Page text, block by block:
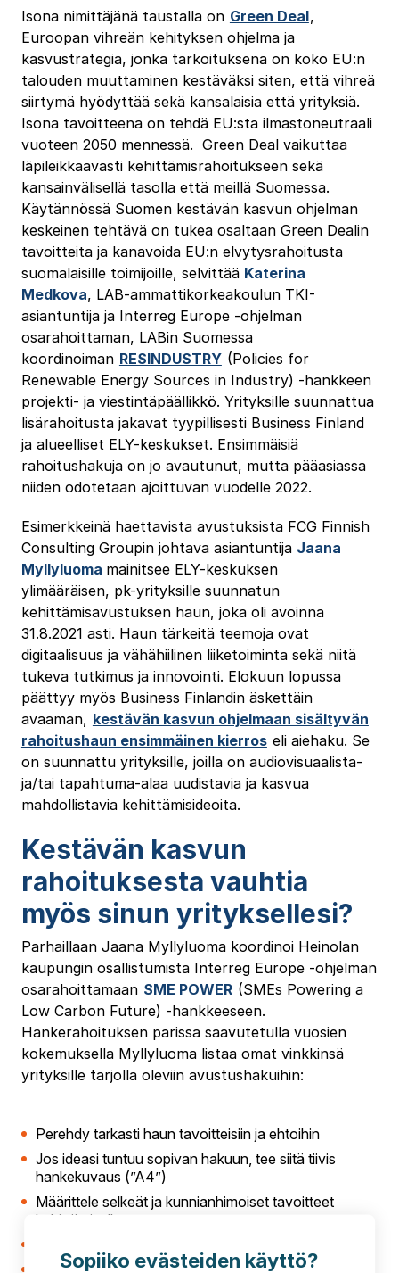
Isona nimittäjänä taustalla on Green Deal,
Euroopan vihreän kehityksen ohjelma ja
kasvustrategia, jonka tarkoituksena on koko EU:n
talouden muuttaminen kestäväksi siten, että vihreä
siirtymä hyödyttää sekä kansalaisia että yrityksiä.
Isona tavoitteena on tehdä EU:sta ilmastoneutraali
vuoteen 2050 mennessä. Green Deal vaikuttaa
läpileikkaavasti kehittämisrahoitukseen sekä
kansainvälisellä tasolla että meillä Suomessa.
Käytännössä Suomen kestävän kasvun ohjelman
keskeinen tehtävä on tukea osaltaan Green Dealin
tavoitteita ja kanavoida EU:n elvytysrahoitusta
suomalaisille toimijoille, selvittää Katerina
Medkova, LAB-ammattikorkeakoulun TKI-
asiantuntija ja Interreg Europe -ohjelman
osarahoittaman, LABin Suomessa
koordinoiman RESINDUSTRY (Policies for
Renewable Energy Sources in Industry) -hankkeen
projekti- ja viestintäpäällikkö. Yrityksille suunnattua
lisärahoitusta jakavat tyypillisesti Business Finland
ja alueelliset ELY-keskukset. Ensimmäisiä
rahoitushakuja on jo avautunut, mutta pääasiassa
niiden odotetaan ajoittuvan vuodelle 2022.
Esimerkkeinä haettavista avustuksista FCG Finnish
Consulting Groupin johtava asiantuntija Jaana
Myllyluoma mainitsee ELY-keskuksen
ylimääräisen, pk-yrityksille suunnatun
kehittämisavustuksen haun, joka oli avoinna
31.8.2021 asti. Haun tärkeitä teemoja ovat
digitaalisuus ja vähähiilinen liiketoiminta sekä niitä
tukeva tutkimus ja innovointi. Elokuun lopussa
päättyy myös Business Finlandin äskettäin
avaaman, kestävän kasvun ohjelmaan sisältyvän
rahoitushaun ensimmäinen kierros eli aiehaku. Se
on suunnattu yrityksille, joilla on audiovisuaalista-
ja/tai tapahtuma-alaa uudistavia ja kasvua
mahdollistavia kehittämisideoita.
Kestävän kasvun
rahoituksesta vauhtia
myös sinun yrityksellesi?
Parhaillaan Jaana Myllyluoma koordinoi Heinolan
kaupungin osallistumista Interreg Europe -ohjelman
osarahoittamaan SME POWER (SMEs Powering a
Low Carbon Future) -hankkeeseen.
Hankerahoituksen parissa saavutetulla vuosien
kokemuksella Myllyluoma listaa omat vinkkinsä
yrityksille tarjolla oleviin avustushakuihin:
Perehdy tarkasti haun tavoitteisiin ja ehtoihin
Jos ideasi tuntuu sopivan hakuun, tee siitä tiivis
hankekuvaus (”A4”)
Määrittele selkeät ja kunnianhimoiset tavoitteet
kehittämiselle
Jos idea saa myönteisen vastaanoton, aloita vasta
Sopiiko evästeiden käyttö?